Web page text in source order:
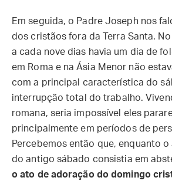
Em seguida, o Padre Joseph nos
dos cristãos fora da Terra Santa.
a cada nove dias havia um dia de
em Roma e na Ásia Menor não
com a principal característica do
interrupção total do trabalho.
romana, seria impossível eles
principalmente em períodos de
Percebemos então que, enquanto
do antigo sábado consistia em
o ato de adoração do domingo